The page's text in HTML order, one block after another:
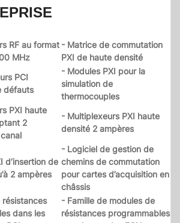
RF au format
MHz
- Matrice de commutation
PXI de haute densité
PCI
défauts
- Modules PXI pour la
simulation de
thermocouples
PXI haute
2
- Multiplexeurs PXI haute
densité 2 ampères
d’insertion de
2 ampères
- Logiciel de gestion de
chemins de commutation
pour cartes d’acquisition en
châssis
dans les
- Famille de modules de
résistances programmables